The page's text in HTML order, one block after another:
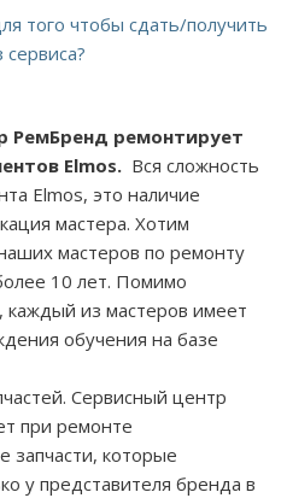
того чтобы сдать/получить
РемБренд ремонтирует
Elmos. Вся сложность
Elmos, это наличие
мастера. Хотим
мастеров по ремонту
10 лет. Помимо
каждый из мастеров имеет
обучения на базе
Сервисный центр
при ремонте
запчасти, которые
у представителя бренда в